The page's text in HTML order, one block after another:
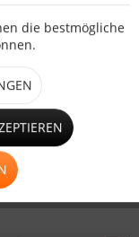
die bestmögliche